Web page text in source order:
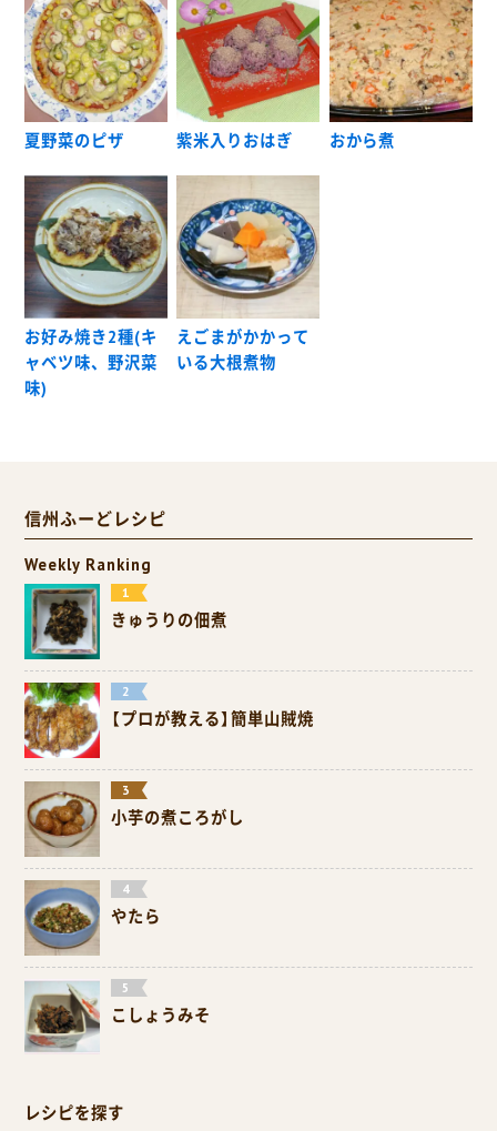
夏野菜のピザ 紫米入りおはぎ おから煮
お好み焼き2種(キ
ャベツ味、野沢菜
味)
えごまがかかって
いる大根煮物
信州ふーどレシピ
Weekly Ranking
きゅうりの佃煮
【プロが教える】簡単山賊焼
小芋の煮ころがし
やたら
こしょうみそ
レシピを探す